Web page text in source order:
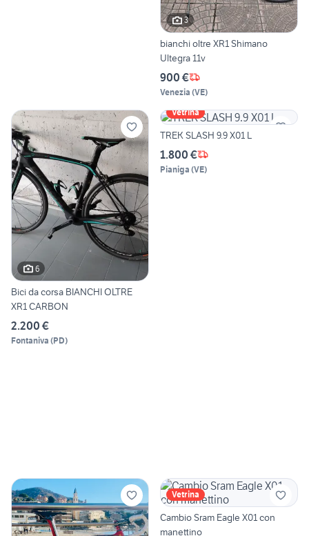
3
bianchi oltre XR1 Shimano
Ultegra 11v
900 €
Venezia (VE)
6
Bici da corsa BIANCHI OLTRE
XR1 CARBON
2.200 €
Fontaniva (PD)
Vetrina
TREK SLASH 9.9 X01 L
1.800 €
Pianiga (VE)
Vetrina
Cambio Sram Eagle X01 con
manettino